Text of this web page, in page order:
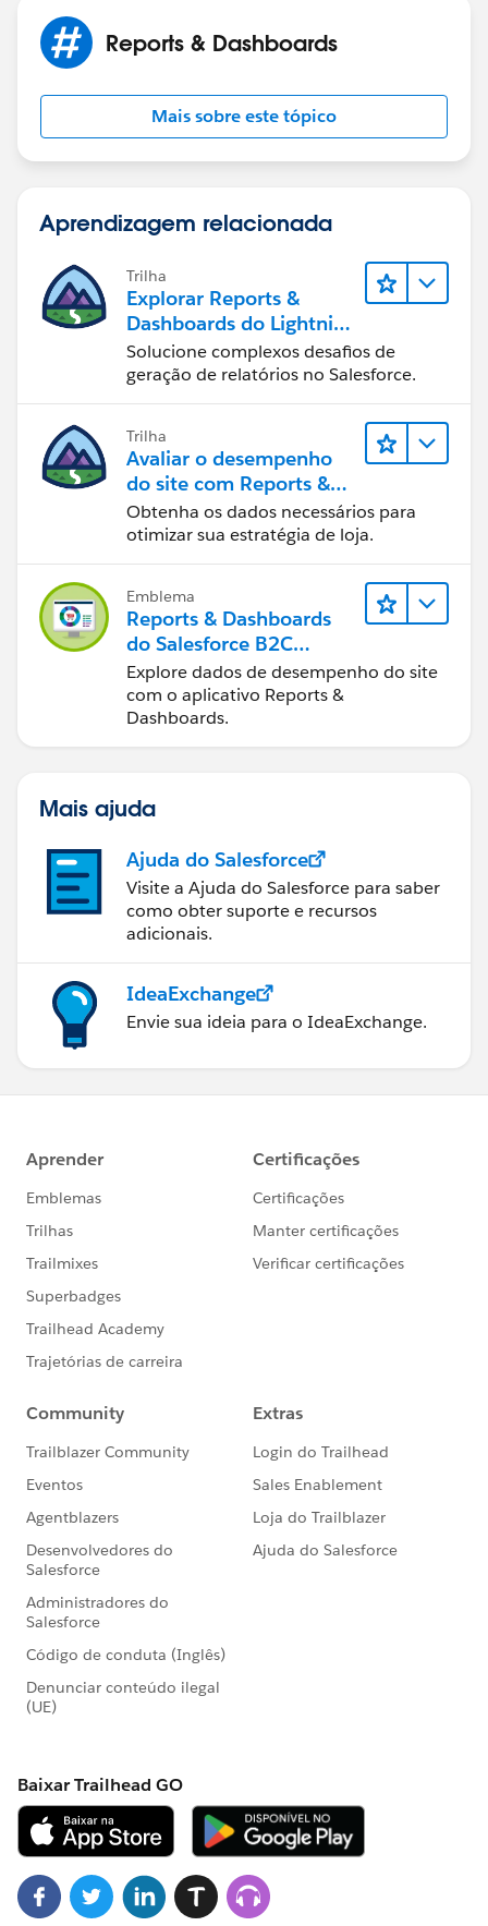
Reports & Dashboards
Mais sobre este tópico
Aprendizagem relacionada
Trilha
Explorar Reports &
Dashboards do Lightning
Experience
Solucione complexos desafios de
geração de relatórios no Salesforce.
Trilha
Avaliar o desempenho
do site com Reports &
Dashboards do B2C
Commerce
Obtenha os dados necessários para
otimizar sua estratégia de loja.
Emblema
Reports & Dashboards
do Salesforce B2C
Commerce
Explore dados de desempenho do site
com o aplicativo Reports &
Dashboards.
Mais ajuda
Ajuda do Salesforce
Visite a Ajuda do Salesforce para saber
como obter suporte e recursos
adicionais.
IdeaExchange
Envie sua ideia para o IdeaExchange.